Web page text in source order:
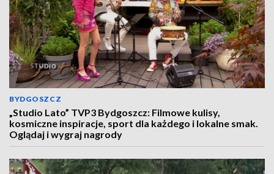
BYDGOSZCZ
„Studio Lato” TVP3 Bydgoszcz: Filmowe kulisy,
kosmiczne inspiracje, sport dla każdego i lokalne smak.
Oglądaj i wygraj nagrody